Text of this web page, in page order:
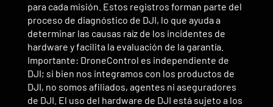
para cada misión. Estos registros forman parte del
proceso de diagnóstico de DJI, lo que ayuda a
determinar las causas raíz de los incidentes de
hardware y facilita la evaluación de la garantía.
Importante: DroneControl es independiente de
DJI; si bien nos integramos con los productos de
DJI, no somos afiliados, agentes ni aseguradores
de DJI. El uso del hardware de DJI está sujeto a los